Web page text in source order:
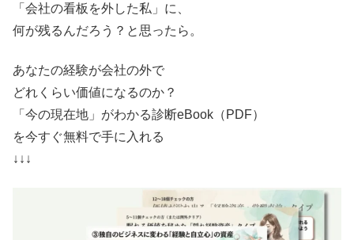
「会社の看板を外した私」に、
何が残るんだろう？と思ったら。
あなたの経験が会社の外で
どれくらい価値になるのか？
「今の現在地」がわかる診断eBook（PDF）
を今すぐ無料で手に入れる
↓↓↓